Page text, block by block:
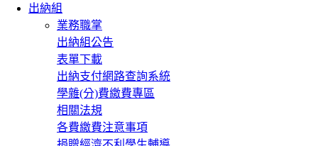
出納組
業務職掌
出納組公告
表單下載
出納支付網路查詢系統
學雜(分)費繳費專區
相關法規
各費繳費注意事項